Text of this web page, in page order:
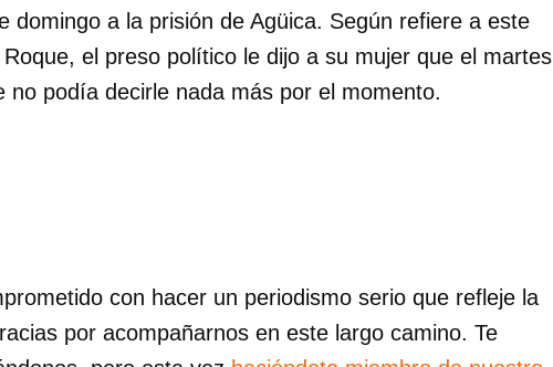
domingo a la prisión de Agüica. Según refiere a este
el preso político le dijo a su mujer que el martes
no podía decirle nada más por el momento.
con hacer un periodismo serio que refleje la
por acompañarnos en este largo camino. Te